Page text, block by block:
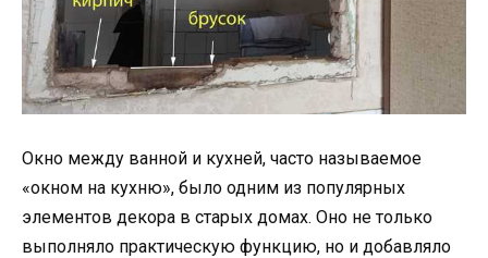
Окно между ванной и кухней, часто называемое
«окном на кухню», было одним из популярных
элементов декора в старых домах. Оно не только
выполняло практическую функцию, но и добавляло